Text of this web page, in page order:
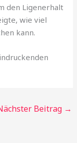
den Ligenerhalt
wie viel
kann.
Beitrag →